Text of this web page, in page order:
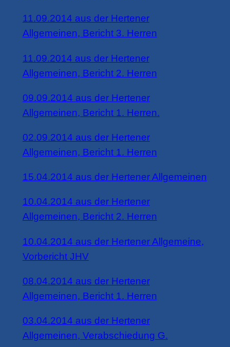
11.09.2014 aus der Hertener
Allgemeinen, Bericht 3. Herren
11.09.2014 aus der Hertener
Allgemeinen, Bericht 2. Herren
09.09.2014 aus der Hertener
Allgemeinen, Bericht 1. Herren.
02.09.2014 aus der Hertener
Allgemeinen, Bericht 1. Herren
15.04.2014 aus der Hertener Allgemeinen
10.04.2014 aus der Hertener
Allgemeinen, Bericht 2. Herren
10.04.2014 aus der Hertener Allgemeine,
Vorbericht JHV
08.04.2014 aus der Hertener
Allgemeinen, Bericht 1. Herren
03.04.2014 aus der Hertener
Allgemeinen, Verabschiedung G.